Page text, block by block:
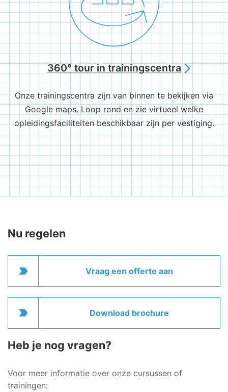
360° tour in trainingscentra arrow_forward_ios
Onze trainingscentra zijn van binnen te bekijken via
Google maps. Loop rond en zie virtueel welke
opleidingsfaciliteiten beschikbaar zijn per vestiging.
Nu regelen
label_important Vraag een offerte aan
label_important Download brochure
Heb je nog vragen?
Voor meer informatie over onze cursussen of
trainingen: